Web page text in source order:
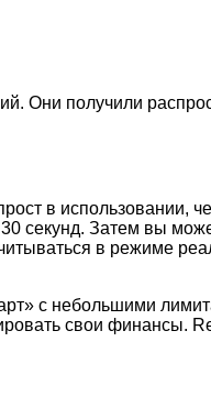
Они получили
в использовании,
секунд. Затем вы
в режиме
с небольшими
свои финансы.